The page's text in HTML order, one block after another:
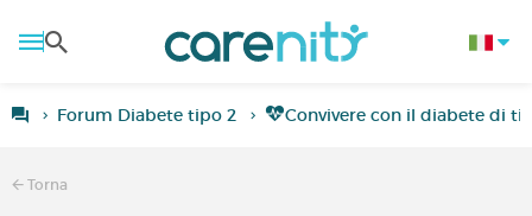
Forum Diabete tipo 2 Convivere con il diabete di
Torna